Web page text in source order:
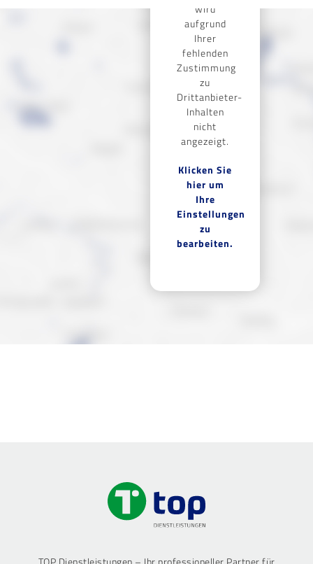
wird
aufgrund
Ihrer
fehlenden
Zustimmung
zu
Drittanbieter-
Inhalten
nicht
angezeigt.
Klicken Sie
hier um
Ihre
Einstellungen
zu
bearbeiten.